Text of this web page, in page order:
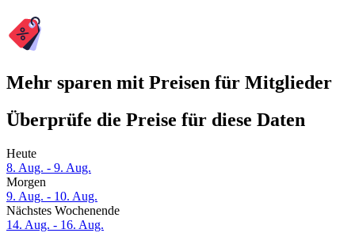
Mehr sparen mit Preisen für Mitglieder
Überprüfe die Preise für diese Daten
Heute
8. Aug. - 9. Aug.
Morgen
9. Aug. - 10. Aug.
Nächstes Wochenende
14. Aug. - 16. Aug.